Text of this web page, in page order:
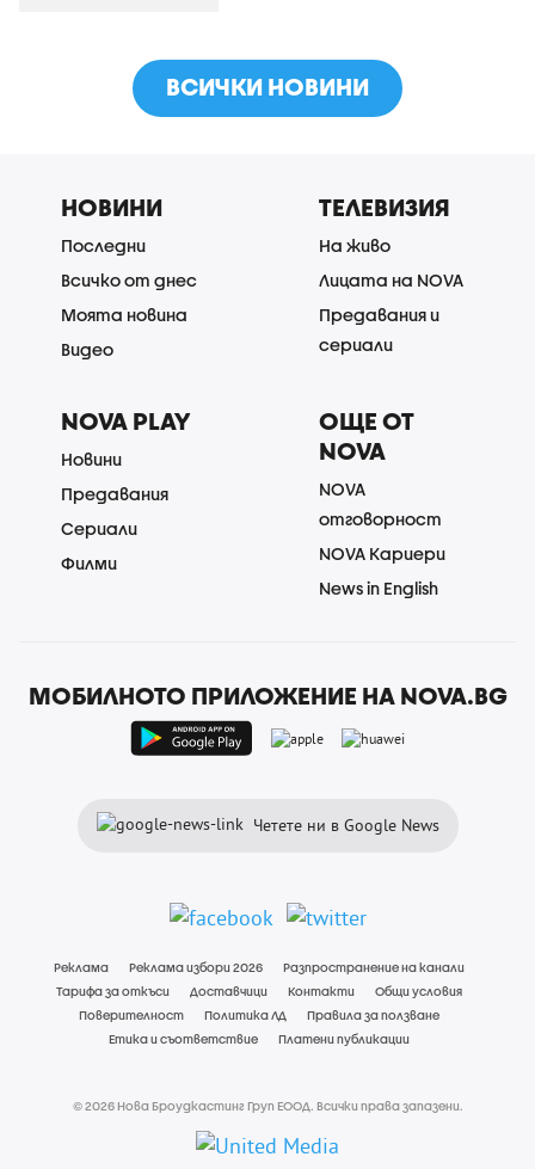
ВСИЧКИ НОВИНИ
НОВИНИ
Последни
Всичко от днес
Моята новина
Видео
ТЕЛЕВИЗИЯ
На живо
Лицата на NOVA
Предавания и
сериали
NOVA PLAY
Новини
Предавания
Сериали
Филми
ОЩЕ ОТ
NOVA
NOVA
отговорност
NOVA Кариери
News in English
МОБИЛНОТО ПРИЛОЖЕНИЕ НА NOVA.BG
Четете ни в Google News
Реклама Реклама избори 2026
Разпространение на канали
Тарифа за откъси
Доставчици Контакти
Общи условия
Поверителност
Политика ЛД
Правила за ползване
Етика и съответствие
Платени публикации
© 2026 Нова Броудкастинг Груп ЕООД. Всички права запазени.